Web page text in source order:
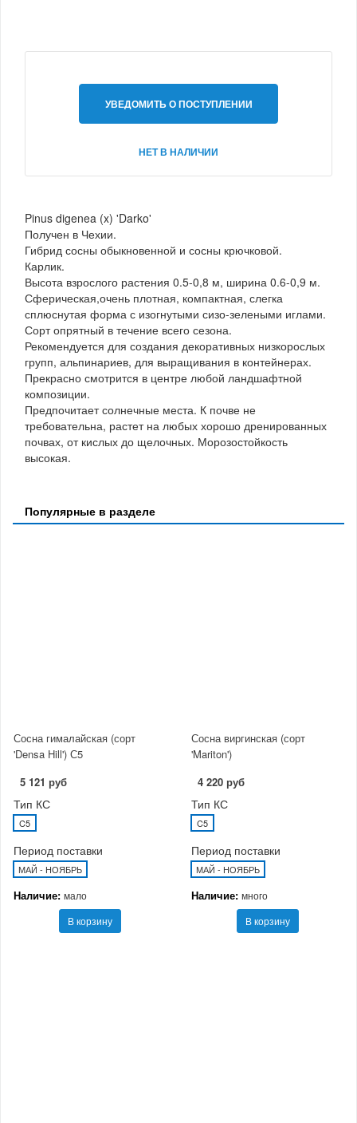
УВЕДОМИТЬ О ПОСТУПЛЕНИИ
НЕТ В НАЛИЧИИ
Pinus digenea (x) 'Darko'
Получен в Чехии.
Гибрид сосны обыкновенной и сосны крючковой.
Карлик.
Высота взрослого растения 0.5-0,8 м, ширина 0.6-0,9 м.
Сферическая,очень плотная, компактная, слегка
сплюснутая форма с изогнутыми сизо-зелеными иглами.
Сорт опрятный в течение всего сезона.
Рекомендуется для создания декоративных низкорослых
групп, альпинариев, для выращивания в контейнерах.
Прекрасно смотрится в центре любой ландшафтной
композиции.
Предпочитает солнечные места. К почве не
требовательна, растет на любых хорошо дренированных
почвах, от кислых до щелочных. Морозостойкость
высокая.
Популярные в разделе
Сосна гималайская (сорт
'Densa Hill') С5
5 121 руб
Тип КС
C5
Период поставки
МАЙ - НОЯБРЬ
Наличие: мало
В корзину
Сосна виргинская (сорт
'Mariton')
4 220 руб
Тип КС
C5
Период поставки
МАЙ - НОЯБРЬ
Наличие: много
В корзину